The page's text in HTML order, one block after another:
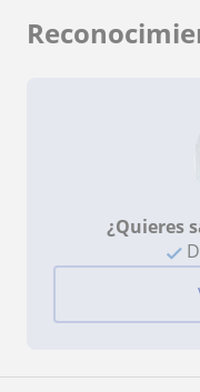
¿Quieres